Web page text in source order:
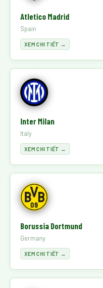
Atletico Madrid
Spain
XEM CHI TIẾT →
Inter Milan
Italy
XEM CHI TIẾT →
Borussia Dortmund
Germany
XEM CHI TIẾT →